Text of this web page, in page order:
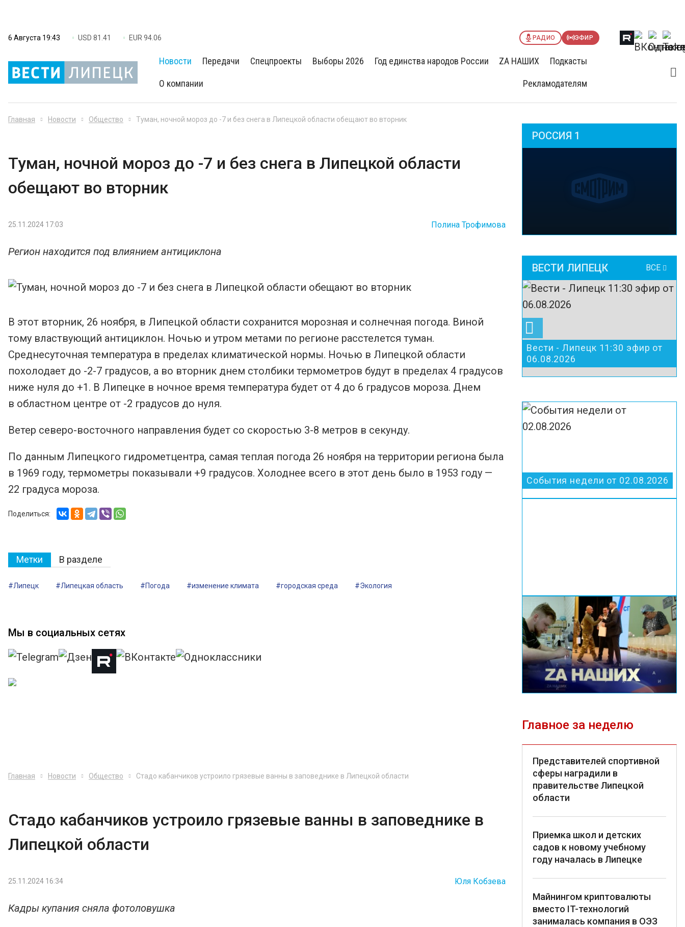
6 Августа 19:43 USD 81.41 EUR 94.06 РАДИО ЭФИР
Новости Передачи Спецпроекты Выборы 2026 Год единства народов России ZА НАШИХ Подкасты
О компании Рекламодателям
Главная Новости Общество Туман, ночной мороз до -7 и без снега в Липецкой области обещают во вторник
Туман, ночной мороз до -7 и без снега в Липецкой области
обещают во вторник
25.11.2024 17:03 Полина Трофимова
Регион находится под влиянием антициклона
В этот вторник, 26 ноября, в Липецкой области сохранится морозная и солнечная погода. Виной
тому властвующий антициклон. Ночью и утром метами по регионе расстелется туман.
Среднесуточная температура в пределах климатической нормы. Ночью в Липецкой области
похолодает до -2-7 градусов, а во вторник днем столбики термометров будут в пределах 4 градусов
ниже нуля до +1. В Липецке в ночное время температура будет от 4 до 6 градусов мороза. Днем
в областном центре от -2 градусов до нуля.
Ветер северо-восточного направления будет со скоростью 3-8 метров в секунду.
По данным Липецкого гидрометцентра, самая теплая погода 26 ноября на территории региона была
в 1969 году, термометры показывали +9 градусов. Холоднее всего в этот день было в 1953 году —
22 градуса мороза.
Поделиться:
Метки В разделе
#Липецк #Липецкая область #Погода #изменение климата #городская среда #Экология
Мы в социальных сетях
Главная Новости Общество Стадо кабанчиков устроило грязевые ванны в заповеднике в Липецкой области
Стадо кабанчиков устроило грязевые ванны в заповеднике в
Липецкой области
25.11.2024 16:34 Юля Кобзева
Кадры купания сняла фотоловушка
РОССИЯ 1
ВЕСТИ ЛИПЕЦК ВСЕ
Вести - Липецк 11:30 эфир от
06.08.2026
События недели от 02.08.2026
Главное за неделю
Представителей спортивной
сферы наградили в
правительстве Липецкой
области
Приемка школ и детских
садов к новому учебному
году началась в Липецке
Майнингом криптовалюты
вместо IT-технологий
занималась компания в ОЭЗ